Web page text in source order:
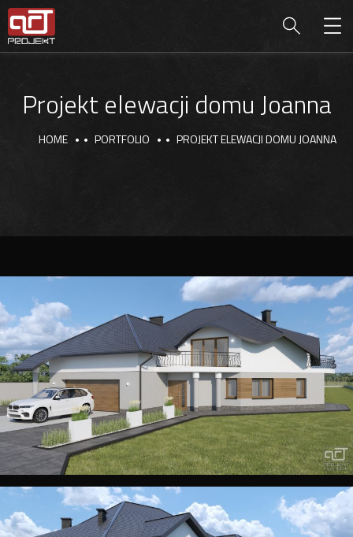
Projekt elewacji domu Joanna
HOME PORTFOLIO PROJEKT ELEWACJI DOMU JOANNA